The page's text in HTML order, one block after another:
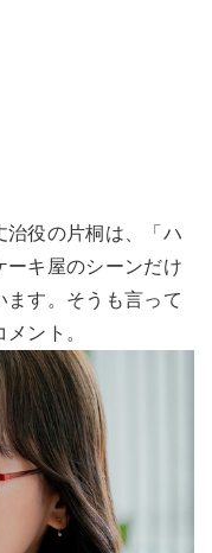
治役の片桐は、「ハ
ーキ屋のシーンだけ
ます。そうも言って
ント。